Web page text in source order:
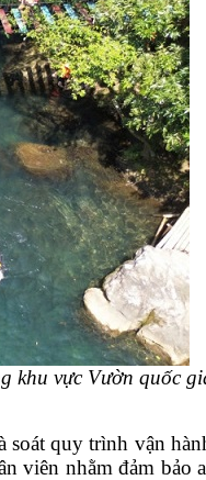
khu vực Vườn quốc
quy trình vận
nhằm đảm bảo